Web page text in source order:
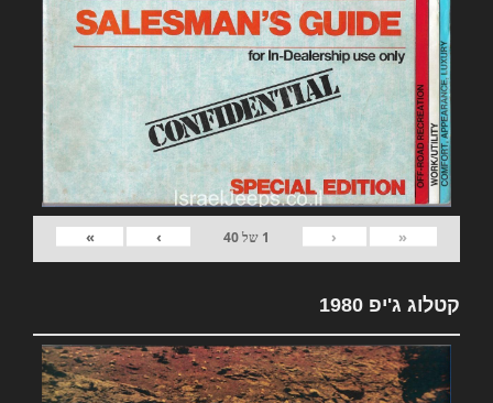
«
‹
1 של40
›
»
קטלוג ג'יפ 1980